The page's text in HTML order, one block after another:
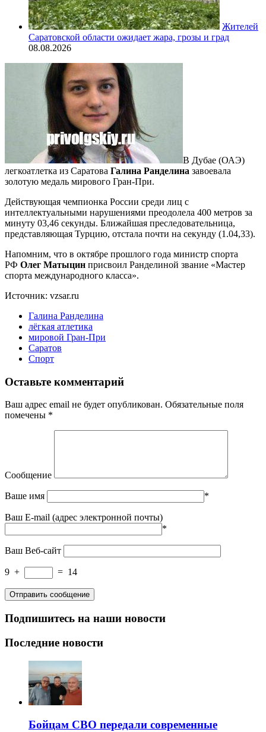
Жителей
Саратовской области ожидает жара, грозы и град
08.08.2026
В Дубае (ОАЭ)
легкоатлетка из Саратова Галина Ранделина завоевала
золотую медаль мирового Гран-При.
Действующая чемпионка России среди лиц с
интеллектуальными нарушениями преодолела 400 метров за
минуту 03,46 секунды. Ближайшая преследовательница,
представляющая Турцию, отстала почти на секунду (1.04,33).
Напомним, что в октябре прошлого года министр спорта
РФ Олег Матыцин присвоил Ранделиной звание «Мастер
спорта международного класса».
Источник: vzsar.ru
Галина Ранделина
лёгкая атлетика
мировой Гран-При
Саратов
Спорт
Оставьте комментарий
Ваш адрес email не будет опубликован. Обязательные поля
помечены *
Сообщение
Ваше имя *
Ваш E-mail (адрес электронной почты)
*
Ваш Веб-сайт
9 + = 14
Подпишитесь на наши новости
Последние новости
Бойцам СВО передали современные